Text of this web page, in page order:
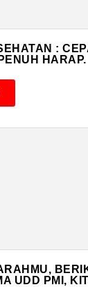
:
PENUH HARAP.
UDD PMI,